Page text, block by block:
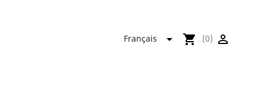

shopping_cart (0)
Français 